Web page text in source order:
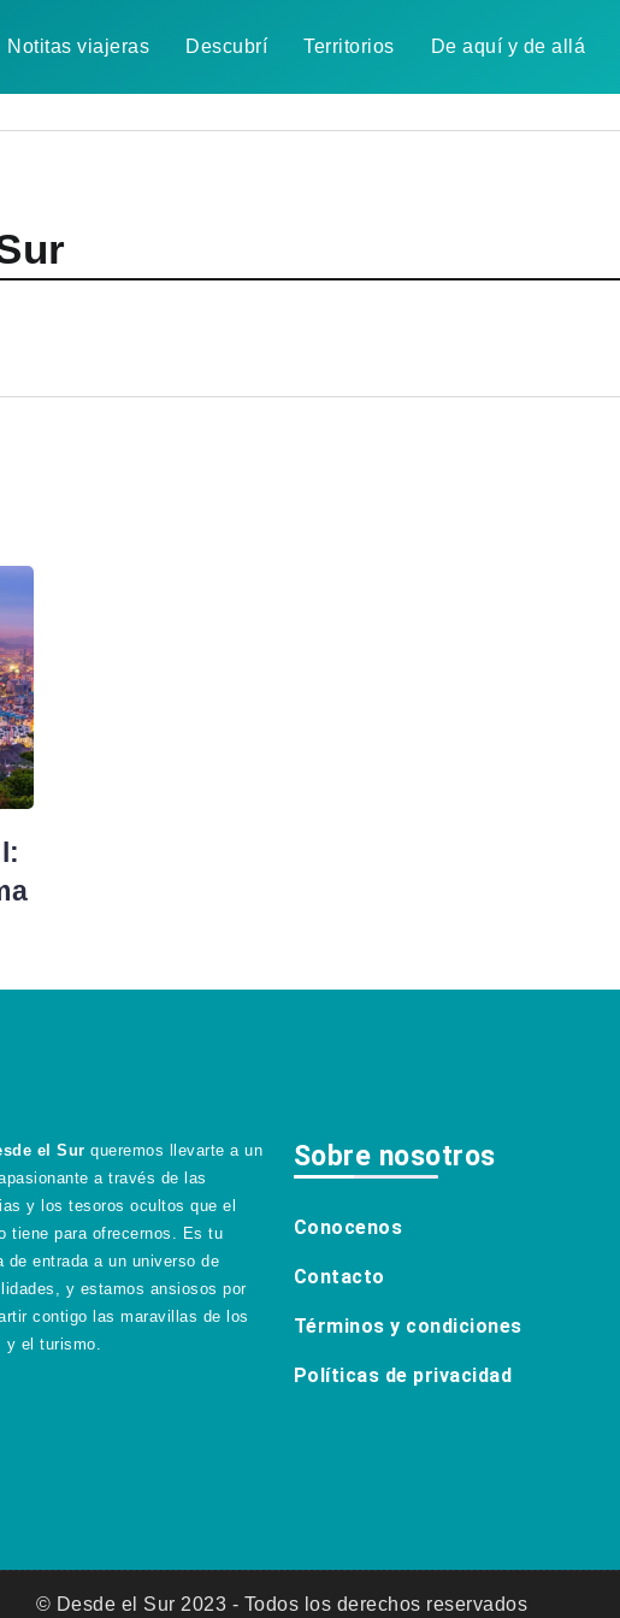
Notitas viajeras Descubrí Territorios De aquí y de allá
el Sur queremos llevarte a un
a través de las
y los tesoros ocultos que el
tiene para ofrecernos. Es tu
de entrada a un universo de
y estamos ansiosos por
contigo las maravillas de los
y el turismo.
Sobre nosotros
Conocenos
Contacto
Términos y condiciones
Políticas de privacidad
© Desde el Sur 2023 - Todos los derechos reservados